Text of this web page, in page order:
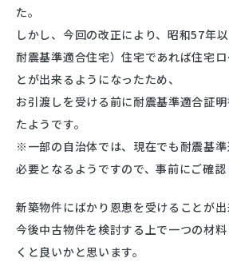
た。
しかし、今回の改正により、昭和57年
耐震基準適合住宅）住宅であれば住宅
とが出来るようになったため、
お引渡しを受ける前に耐震基準適合証
たようです。
※一部の自治体では、現在でも耐震基
必要となるようですので、事前にご確認
新築物件にばかり恩恵を受けることが出
今後中古物件を検討する上で一つの材
くと良いかと思います。